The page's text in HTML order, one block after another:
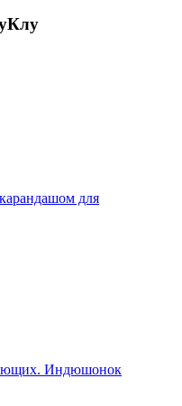
для
Индюшонок